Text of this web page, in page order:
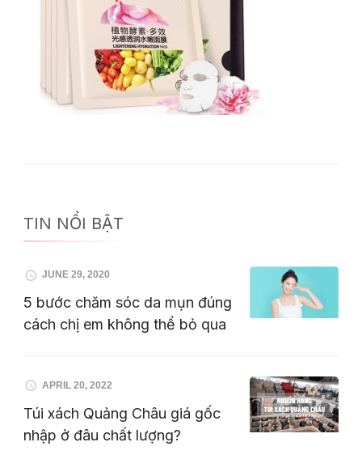
TIN NỔI BẬT
JUNE 29, 2020
5 bước chăm sóc da mụn đúng
cách chị em không thể bỏ qua
APRIL 20, 2022
Túi xách Quảng Châu giá gốc
nhập ở đâu chất lượng?